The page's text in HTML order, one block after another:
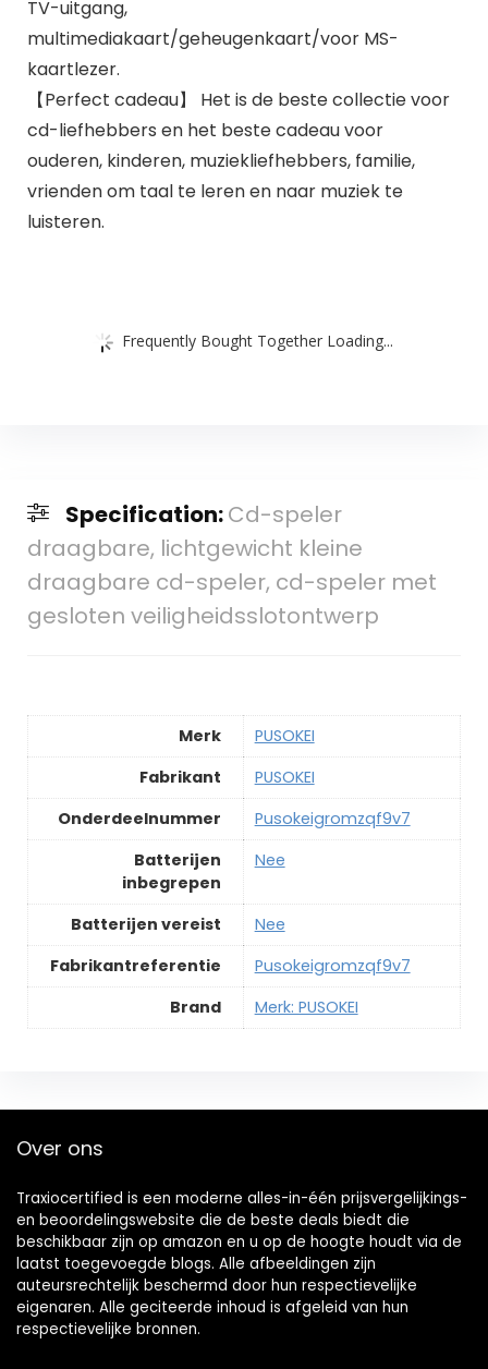
TV-uitgang,
multimediakaart/geheugenkaart/voor MS-
kaartlezer.
【Perfect cadeau】 Het is de beste collectie voor
cd-liefhebbers en het beste cadeau voor
ouderen, kinderen, muziekliefhebbers, familie,
vrienden om taal te leren en naar muziek te
luisteren.
Frequently Bought Together Loading...
Specification:Cd-speler
draagbare, lichtgewicht kleine
draagbare cd-speler, cd-speler met
gesloten veiligheidsslotontwerp
Merk
‎PUSOKEI
Fabrikant
‎PUSOKEI
Onderdeelnummer
‎Pusokeigromzqf9v7
Batterijen
inbegrepen
‎Nee
Batterijen vereist
‎Nee
Fabrikantreferentie
‎Pusokeigromzqf9v7
Brand
Merk: PUSOKEI
Over ons
Traxiocertified is een moderne alles-in-één prijsvergelijkings-
en beoordelingswebsite die de beste deals biedt die
beschikbaar zijn op amazon en u op de hoogte houdt via de
laatst toegevoegde blogs. Alle afbeeldingen zijn
auteursrechtelijk beschermd door hun respectievelijke
eigenaren. Alle geciteerde inhoud is afgeleid van hun
respectievelijke bronnen.